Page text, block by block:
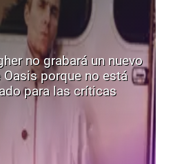
no grabará un nuevo
porque no está
para las críticas